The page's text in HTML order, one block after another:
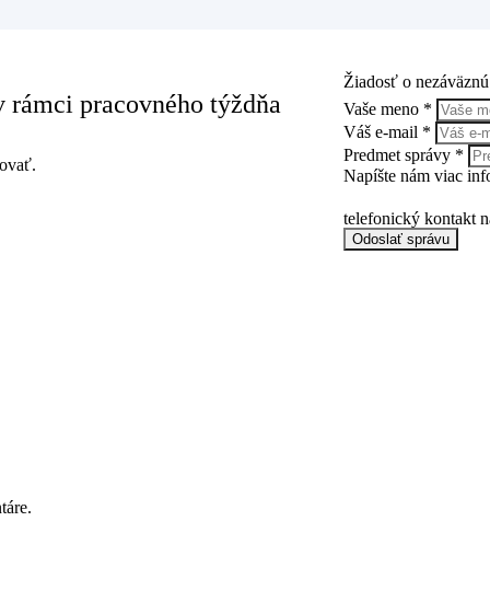
pracovného týždňa
Žiadosť o
Vaše meno *
Váš e-mail *
Predmet správy *
Napíšte nám viac
telefonický kontakt
Odoslať správu